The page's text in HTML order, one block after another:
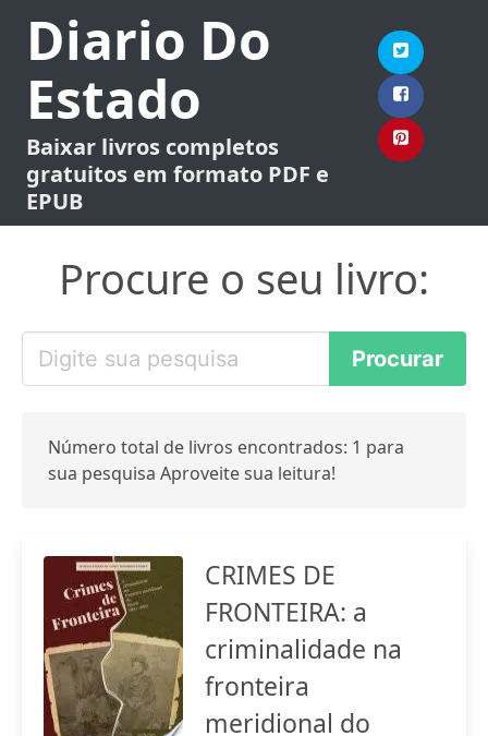
Diario Do
Estado
Baixar livros completos
gratuitos em formato PDF e
EPUB
Procure o seu livro:
Número total de livros encontrados: 1 para
sua pesquisa Aproveite sua leitura!
CRIMES DE
FRONTEIRA: a
criminalidade na
fronteira
meridional do